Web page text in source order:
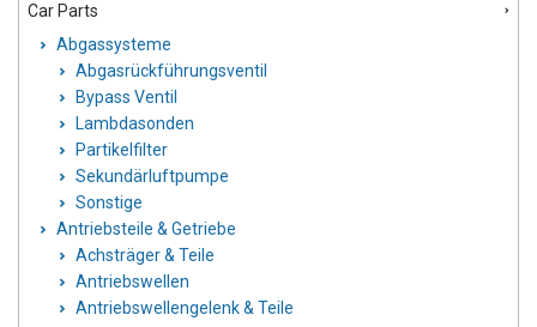
Car Parts
Abgassysteme
Abgasrückführungsventil
Bypass Ventil
Lambdasonden
Partikelfilter
Sekundärluftpumpe
Sonstige
Antriebsteile & Getriebe
Achsträger & Teile
Antriebswellen
Antriebswellengelenk & Teile